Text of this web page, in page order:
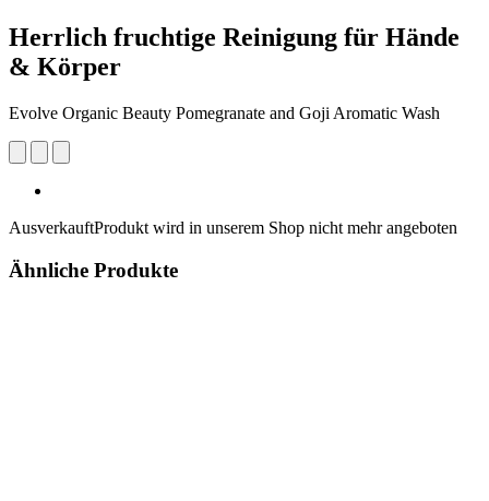
Herrlich fruchtige Reinigung für Hände
& Körper
Evolve Organic Beauty Pomegranate and Goji Aromatic Wash
AusverkauftProdukt wird in unserem Shop nicht mehr angeboten
Ähnliche Produkte